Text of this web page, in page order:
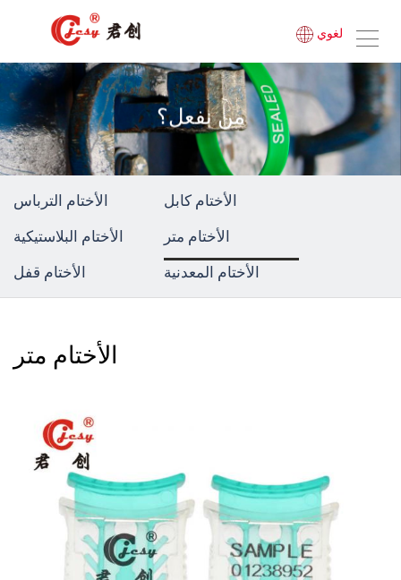
لغوي
من نفعل؟
الأختام الترباس
الأختام كابل
الأختام البلاستيكية
الأختام متر
الأختام قفل
الأختام المعدنية
الأختام متر